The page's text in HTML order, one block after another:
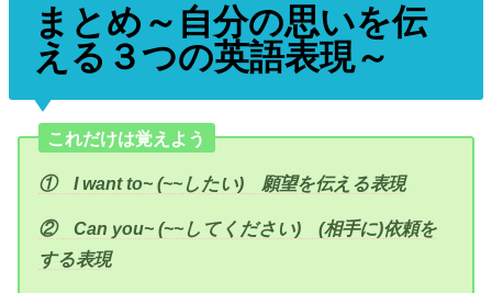
まとめ ～自分の思いを伝
える３つの英語表現～
これだけは覚えよう
① I want to~(~~ したい) 願望を伝える表現
② Can you~(~~ してください) (相手に)依頼を
する表現